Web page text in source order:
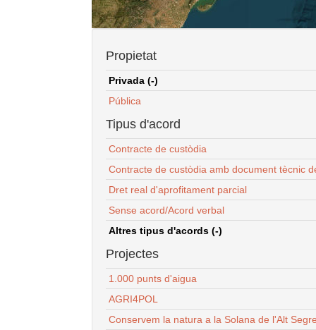
Propietat
Privada (-)
Pública
Tipus d'acord
Contracte de custòdia
Contracte de custòdia amb document tècnic
Dret real d'aprofitament parcial
Sense acord/Acord verbal
Altres tipus d'acords (-)
Projectes
1.000 punts d'aigua
AGRI4POL
Conservem la natura a la Solana de l'Alt